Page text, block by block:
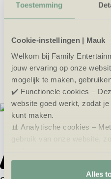
Toestemming
Cookie-instellingen | Mauk
Welkom bij Family
jouw ervaring op onze
mogelijk te maken,
✔️ Functionele cookies –
website goed werkt, zodat
kunt maken.
📊 Analytische cookies –
🎯 Marketing cookies –
aanbiedingen en
Alles